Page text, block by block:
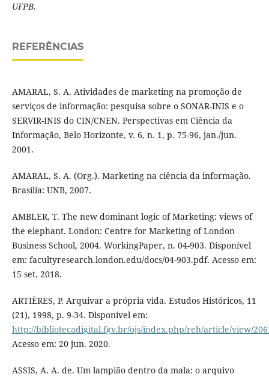
UFPB.
REFERÊNCIAS
AMARAL, S. A. Atividades de marketing na promoção de
serviços de informação: pesquisa sobre o SONAR-INIS e o
SERVIR-INIS do CIN/CNEN. Perspectivas em Ciência da
Informação, Belo Horizonte, v. 6, n. 1, p. 75-96, jan./jun.
2001.
AMARAL, S. A. (Org.). Marketing na ciência da informação.
Brasília: UNB, 2007.
AMBLER, T. The new dominant logic of Marketing: views of
the elephant. London: Centre for Marketing of London
Business School, 2004. WorkingPaper, n. 04-903. Disponível
em: facultyresearch.london.edu/docs/04-903.pdf. Acesso em:
15 set. 2018.
ARTIÈRES, P. Arquivar a própria vida. Estudos Históricos, 11
(21), 1998, p. 9-34. Disponível em:
http://bibliotecadigital.fgv.br/ojs/index.php/reh/article/view/
Acesso em: 20 jun. 2020.
ASSIS, A. A. de. Um lampião dentro da mala: o arquivo